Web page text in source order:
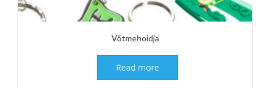
Võtmehoidja
Read more